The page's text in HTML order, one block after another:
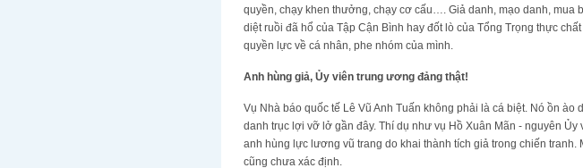
quyền, chạy khen thưởng, chạy cơ cấu…. Giả danh, mạo danh, mua
diệt ruồi đã hổ của Tập Cận Bình hay đốt lò của Tổng Trọng thực
quyền lực về cá nhân, phe nhóm của mình.
Anh hùng giả, Ủy viên trung ương đảng thật!
Vụ Nhà báo quốc tế Lê Vũ Anh Tuấn không phải là cá biệt. Nó ồn
danh trục lợi vỡ lở gần đây. Thí dụ như vụ Hồ Xuân Mãn - nguyên
anh hùng lực lương vũ trang do khai thành tích giả trong chiến
cũng chưa xác định.